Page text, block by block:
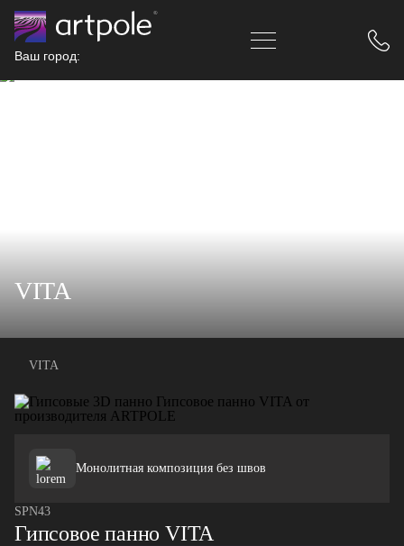
Ваш город:
VITA
VITA
Монолитная композиция без швов
SPN43
Гипсовое панно VITA